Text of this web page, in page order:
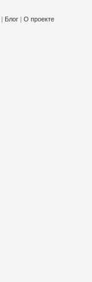
| Блог | О проекте